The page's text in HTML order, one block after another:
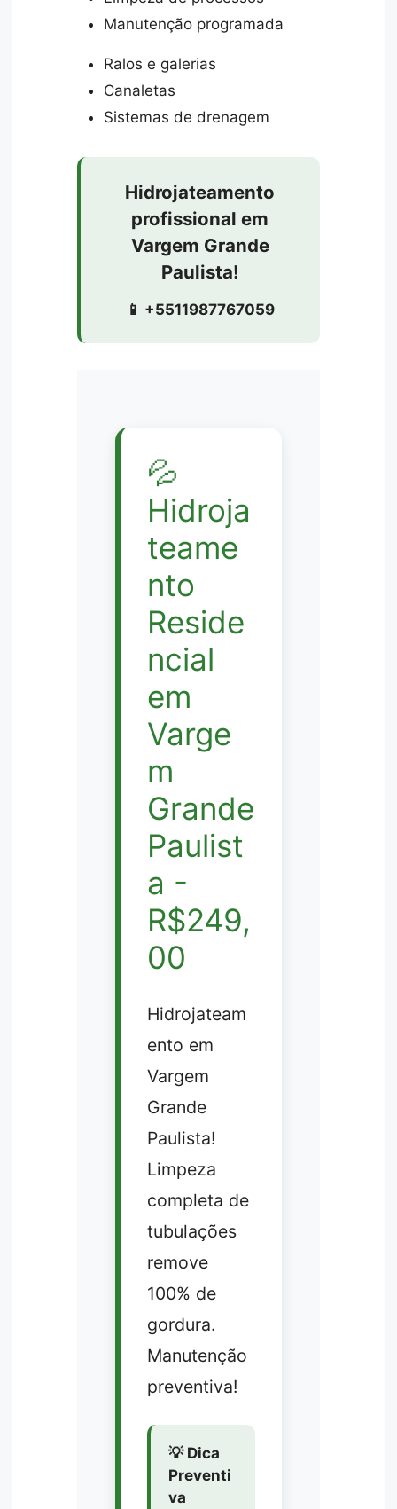
Manutenção programada
Ralos e galerias
Canaletas
Sistemas de drenagem
Hidrojateamento
profissional em
Vargem Grande
Paulista!
📱 +5511987767059
💦
Hidroja
teame
nto
Reside
ncial
em
Varge
m
Grande
Paulist
a -
R$249,
00
Hidrojateam
ento em
Vargem
Grande
Paulista!
Limpeza
completa de
tubulações
remove
100% de
gordura.
Manutenção
preventiva!
💡 Dica
Preventi
va